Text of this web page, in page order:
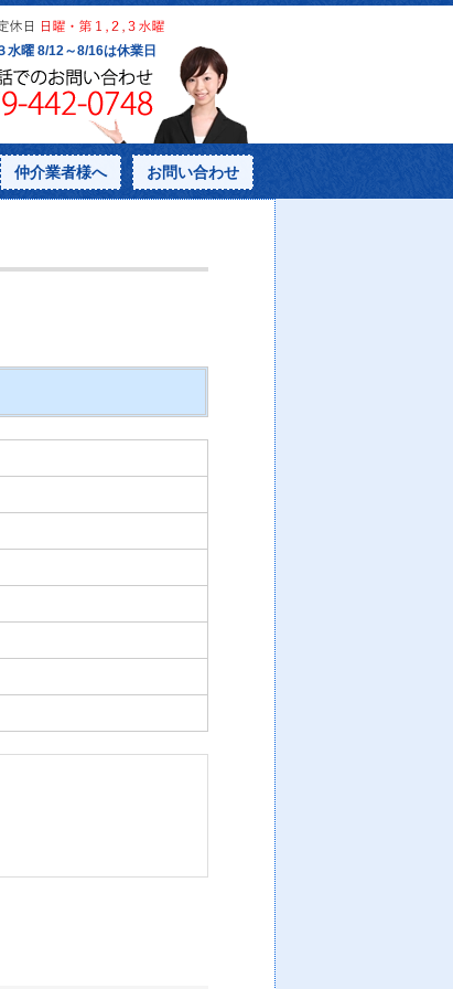
仲介業者様へ お問い合わせ